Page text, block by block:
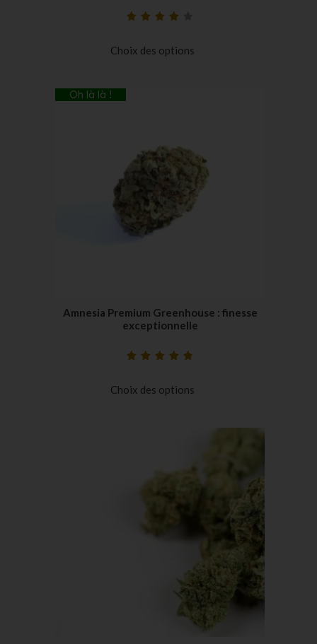
Choix des options
Oh là là !
Amnesia Premium Greenhouse : finesse
exceptionnelle
notations
Choix des options